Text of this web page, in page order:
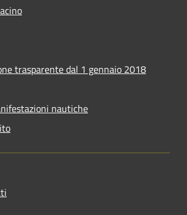
trasparente dal 1 gennaio 2018
nautiche